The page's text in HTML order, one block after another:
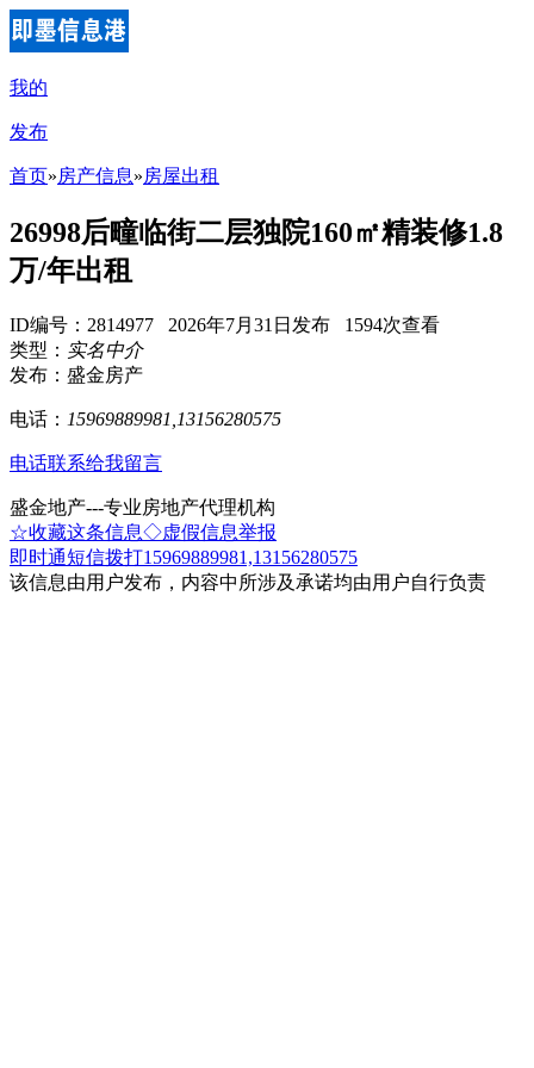
我的
发布
首页»房产信息»房屋出租
26998后疃临街二层独院160㎡精装修1.8
万/年出租
ID编号：2814977 2026年7月31日发布 1594次查看
类型： 实名中介
发布：盛金房产
电话： 15969889981,13156280575
电话联系给我留言
盛金地产---专业房地产代理机构
☆收藏这条信息◇虚假信息举报
即时通短信拨打15969889981,13156280575
该信息由用户发布，内容中所涉及承诺均由用户自行负责